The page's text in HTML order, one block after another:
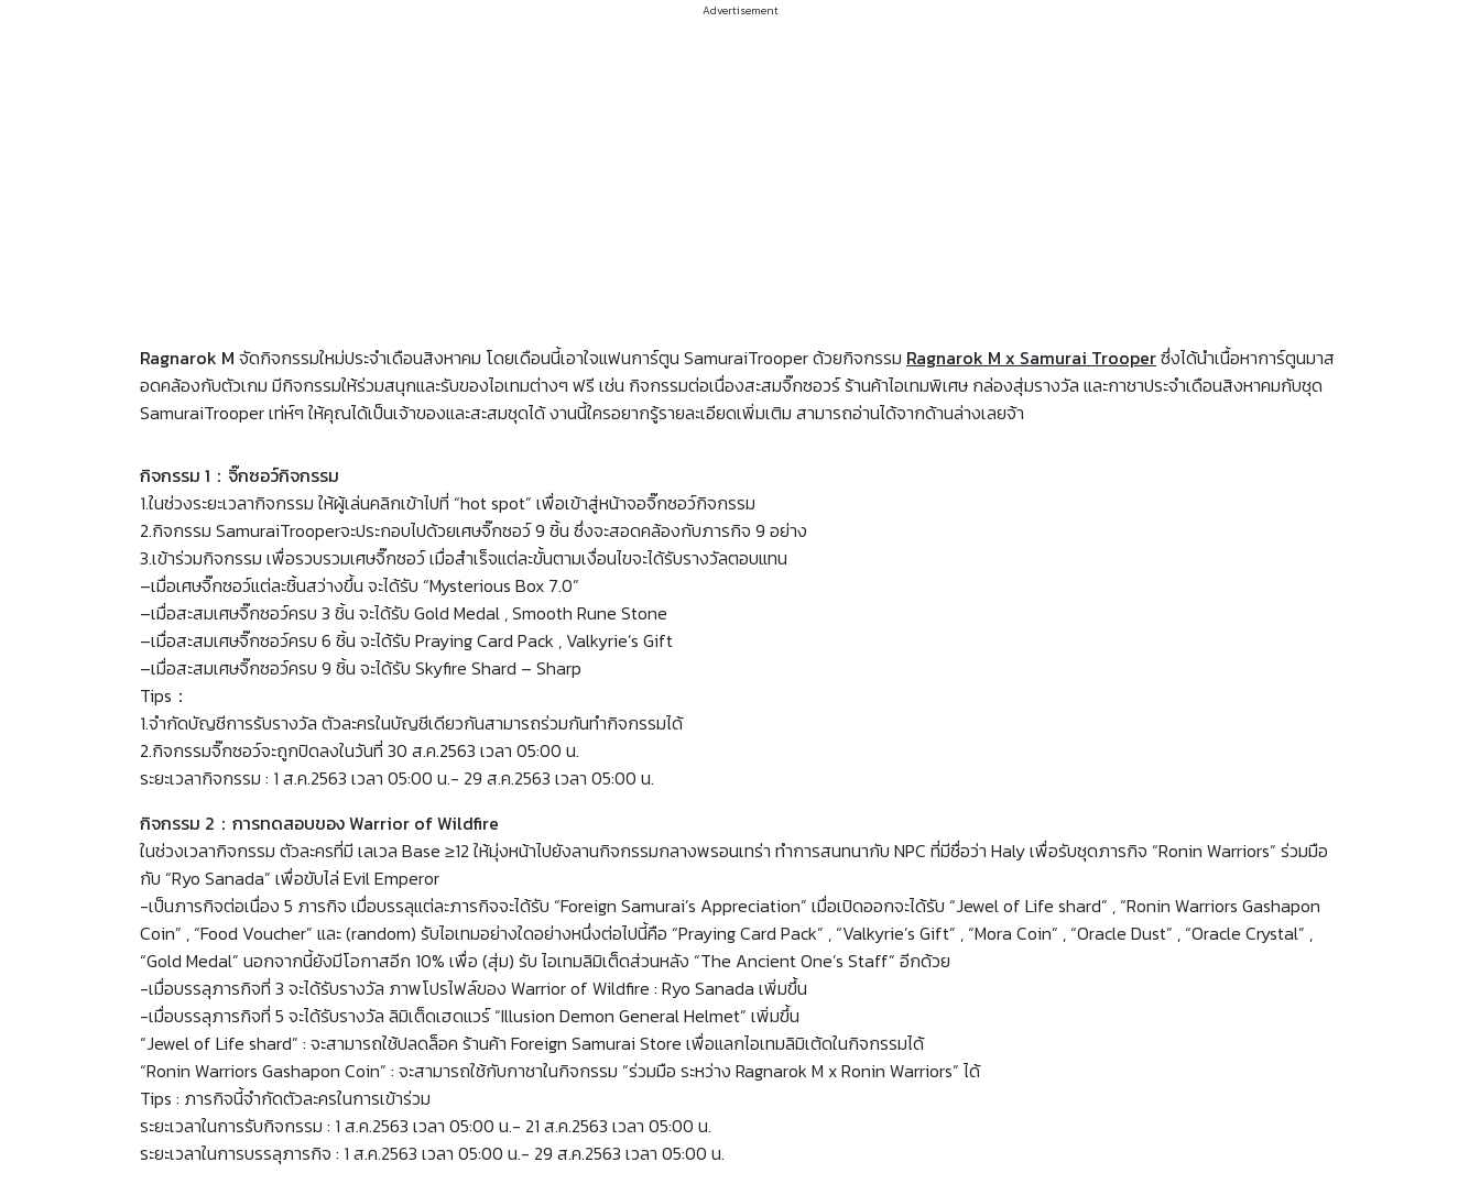
Advertisement
Ragnarok M จัดกิจกรรมใหม่ประจำเดือนสิงหาคม โดยเดือนนี้เอาใจแฟนการ์ตูน SamuraiTrooper ด้วยกิจกรรม Ragnarok M x Samurai Trooperซึ่งได้นำเนื้อหาการ์ตูนมาส
อดคล้องกับตัวเกม มีกิจกรรมให้ร่วมสนุกและรับของไอเทมต่างๆ ฟรี เช่น กิจกรรมต่อเนื่องสะสมจิ๊กซอวร์ ร้านค้าไอเทมพิเศษ กล่องสุ่มรางวัล และกาชาประจำเดือนสิงหาคมกับชุด
SamuraiTrooper เท่ห์ๆ ให้คุณได้เป็นเจ้าของและสะสมชุดได้ งานนี้ใครอยากรู้รายละเอียดเพิ่มเติม สามารถอ่านได้จากด้านล่างเลยจ้า
กิจกรรม 1：จิ๊กซอว์กิจกรรม
1.ในช่วงระยะเวลากิจกรรม ให้ผู้เล่นคลิกเข้าไปที่ “hot spot” เพื่อเข้าสู่หน้าจอจิ๊กซอว์กิจกรรม
2.กิจกรรม SamuraiTrooperจะประกอบไปด้วยเศษจิ๊กซอว์ 9 ชิ้น ซึ่งจะสอดคล้องกับภารกิจ 9 อย่าง
3.เข้าร่วมกิจกรรม เพื่อรวบรวมเศษจิ๊กซอว์ เมื่อสำเร็จแต่ละขั้นตามเงื่อนไขจะได้รับรางวัลตอบแทน
–เมื่อเศษจิ๊กซอว์แต่ละชิ้นสว่างขึ้น จะได้รับ “Mysterious Box 7.0”
–เมื่อสะสมเศษจิ๊กซอว์ครบ 3 ชิ้น จะได้รับ Gold Medal , Smooth Rune Stone
–เมื่อสะสมเศษจิ๊กซอว์ครบ 6 ชิ้น จะได้รับ Praying Card Pack , Valkyrie’s Gift
–เมื่อสะสมเศษจิ๊กซอว์ครบ 9 ชิ้น จะได้รับ Skyfire Shard – Sharp
Tips：
1.จำกัดบัญชีการรับรางวัล ตัวละครในบัญชีเดียวกันสามารถร่วมกันทำกิจกรรมได้
2.กิจกรรมจิ๊กซอว์จะถูกปิดลงในวันที่ 30 ส.ค.2563 เวลา 05:00 น.
ระยะเวลากิจกรรม : 1 ส.ค.2563 เวลา 05:00 น.- 29 ส.ค.2563 เวลา 05:00 น.
กิจกรรม 2：การทดสอบของ Warrior of Wildfire
ในช่วงเวลากิจกรรม ตัวละครที่มี เลเวล Base ≥12 ให้มุ่งหน้าไปยังลานกิจกรรมกลางพรอนเทร่า ทำการสนทนากับ NPC ที่มีชื่อว่า Haly เพื่อรับชุดภารกิจ “Ronin Warriors” ร่วมมือ
กับ “Ryo Sanada” เพื่อขับไล่ Evil Emperor
-เป็นภารกิจต่อเนื่อง 5 ภารกิจ เมื่อบรรลุแต่ละภารกิจจะได้รับ “Foreign Samurai’s Appreciation” เมื่อเปิดออกจะได้รับ “Jewel of Life shard” , “Ronin Warriors Gashapon
Coin” , “Food Voucher” และ (random) รับไอเทมอย่างใดอย่างหนึ่งต่อไปนี้คือ “Praying Card Pack” , “Valkyrie’s Gift” , “Mora Coin” , “Oracle Dust” , “Oracle Crystal” ,
“Gold Medal” นอกจากนี้ยังมีโอกาสอีก 10% เพื่อ (สุ่ม) รับ ไอเทมลิมิเต็ดส่วนหลัง “The Ancient One’s Staff” อีกด้วย
-เมื่อบรรลุภารกิจที่ 3 จะได้รับรางวัล ภาพโปรไฟล์ของ Warrior of Wildfire : Ryo Sanada เพิ่มขึ้น
-เมื่อบรรลุภารกิจที่ 5 จะได้รับรางวัล ลิมิเต็ดเฮดแวร์ “Illusion Demon General Helmet” เพิ่มขึ้น
“Jewel of Life shard” : จะสามารถใช้ปลดล็อค ร้านค้า Foreign Samurai Store เพื่อแลกไอเทมลิมิเต้ดในกิจกรรมได้
“Ronin Warriors Gashapon Coin” : จะสามารถใช้กับกาชาในกิจกรรม “ร่วมมือ ระหว่าง Ragnarok M x Ronin Warriors” ได้
Tips : ภารกิจนี้จำกัดตัวละครในการเข้าร่วม
ระยะเวลาในการรับกิจกรรม : 1 ส.ค.2563 เวลา 05:00 น.- 21 ส.ค.2563 เวลา 05:00 น.
ระยะเวลาในการบรรลุภารกิจ : 1 ส.ค.2563 เวลา 05:00 น.- 29 ส.ค.2563 เวลา 05:00 น.